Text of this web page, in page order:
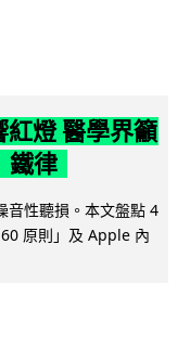
燈 醫學界籲
鐵律
音性聽損。本文盤點 4
原則」及 Apple 內